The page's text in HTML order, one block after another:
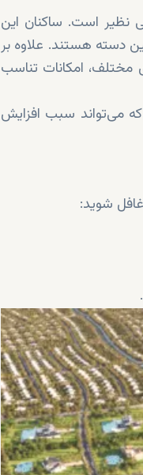
نظیر است. ساکنان این
افراد موفق جزو همین دسته هستند. علاوه بر
مختلف، امکانات تناسب
می‌تواند سبب افزایش
غافل شوید: